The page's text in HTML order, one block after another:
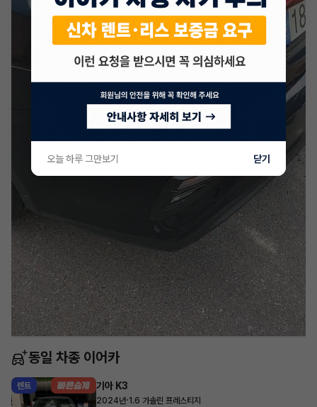
동일 차종 이어카
렌트 기아 K3
2024년·1.6 가솔린 프레스티지
오늘 하루 그만보기 닫기